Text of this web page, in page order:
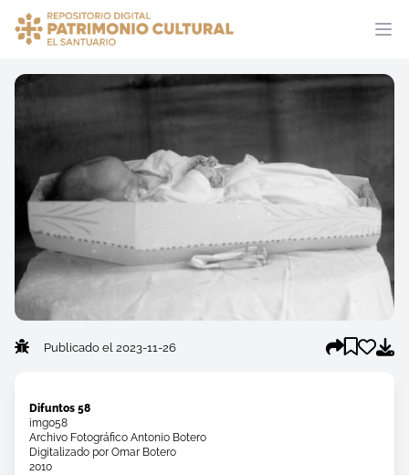
Publicado el 2023-11-26
Difuntos 58
img058
Archivo Fotográfico Antonio Botero
Digitalizado por Omar Botero
2010